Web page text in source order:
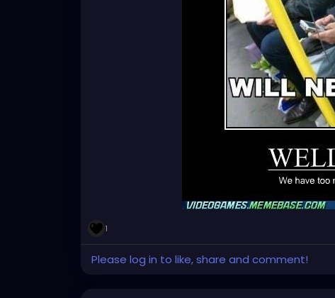
1
Please log in to like, share and comment!